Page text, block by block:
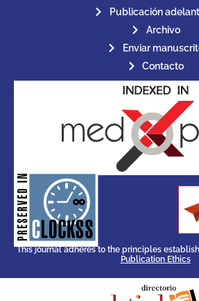
Publicación
Archivo
Enviar
Contacto
CLOCKSS is a dak archive that
ensures the long-term survival
of web-based scholary
publications, governed by and
for its stakeholders.
This journal adheres to the principles
Publication Ethics